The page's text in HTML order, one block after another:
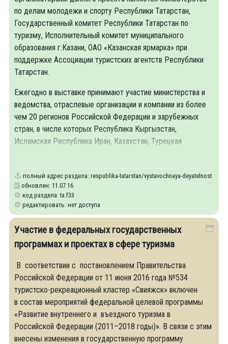
по делам молодежи и спорту Республики Татарстан,
Государственный комитет Республики Татарстан по
туризму, Исполнительный комитет муниципального
образования г.Казани, ОАО «Казанская ярмарка» при
поддержке Ассоциации туристских агентств Республики
Татарстан.
Ежегодно в выставке принимают участие министерства и
ведомства, отраслевые организации и компании из более
чем 20 регионов Российской Федерации и зарубежных
стран, в числе которых Республика Кыргызстан,
Исламская Республика Иран, Казахстан, Турецкая
полный адрес раздела: respublika-tatarstan/vystavochnaya-deyatelnost
обновлен: 11.07.16
код раздела: ta.f33
редактировать: нет доступа
Участие в федеральных государственных
программах и проектах в сфере туризма
В соответствии с постановлением Правительства
Российской Федерации от 11 июня 2016 года №534
туристско-рекреационный кластер «Свияжск» включен
в состав мероприятий федеральной целевой программы
«Развитие внутреннего и въездного туризма в
Российской Федерации (2011–2018 годы)». В связи с этим
внесены изменения в государственную программу